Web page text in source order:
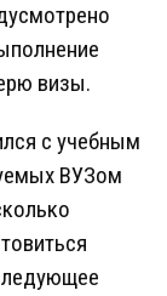
визы.
с учебным
ВУЗом